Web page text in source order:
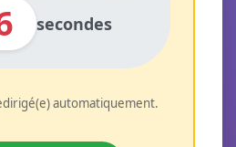
secondes
automatiquement.